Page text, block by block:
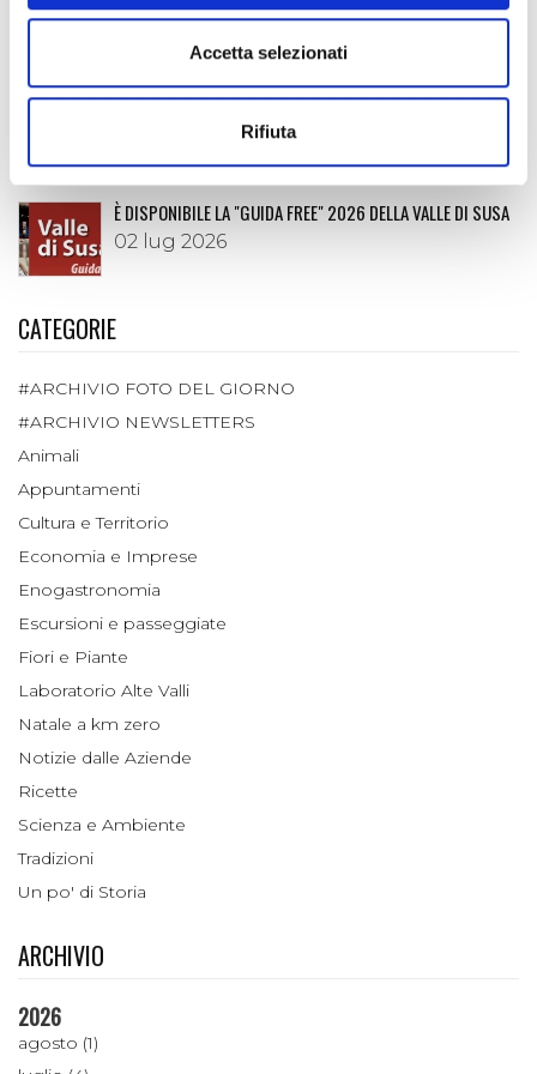
Accetta selezionati
Rifiuta
SETA È APPREZZATO PER LE SUE GUSTOSE MORE
20 lug 2026
I MARRONS DEL MONCENISIO: UNA STORIA LUNGA OLTRE
È DISPONIBILE LA "GUIDA FREE" 2026 DELLA VALLE DI SUSA
02 lug 2026
CATEGORIE
#ARCHIVIO FOTO DEL GIORNO
#ARCHIVIO NEWSLETTERS
Animali
Appuntamenti
Cultura e Territorio
Economia e Imprese
Enogastronomia
Escursioni e passeggiate
Fiori e Piante
Laboratorio Alte Valli
Natale a km zero
Notizie dalle Aziende
Ricette
Scienza e Ambiente
Tradizioni
Un po' di Storia
ARCHIVIO
2026
agosto (1)